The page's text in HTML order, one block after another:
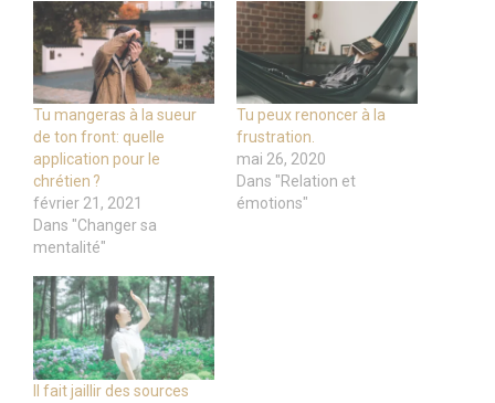
Tu mangeras à la sueur
de ton front: quelle
application pour le
chrétien ?
février 21, 2021
Dans "Changer sa
mentalité"
Tu peux renoncer à la
frustration.
mai 26, 2020
Dans "Relation et
émotions"
Il fait jaillir des sources